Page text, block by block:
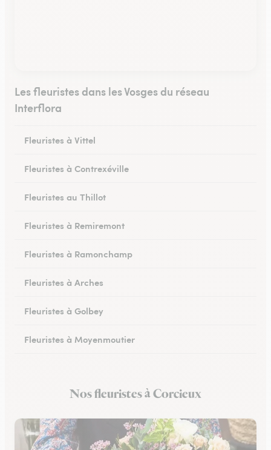
Les fleuristes dans les Vosges du réseau
Interflora
Fleuristes à Vittel
Fleuristes à Contrexéville
Fleuristes au Thillot
Fleuristes à Remiremont
Fleuristes à Ramonchamp
Fleuristes à Arches
Fleuristes à Golbey
Fleuristes à Moyenmoutier
Fleuristes à Charmes
Nos fleuristes à Corcieux